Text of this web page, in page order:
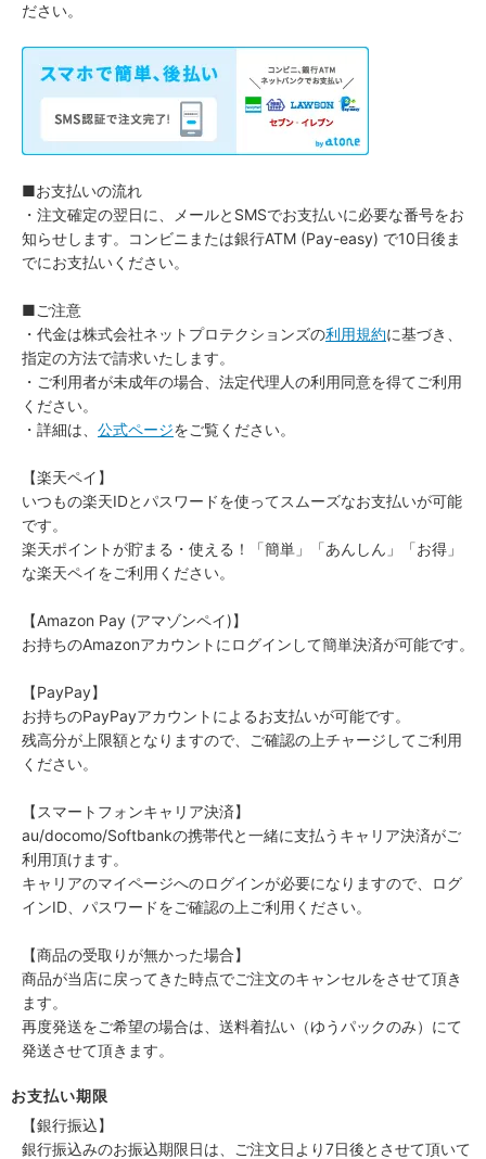
ださい。
■お支払いの流れ
・注文確定の翌日に、メールとSMSでお支払いに必要な番号をお
知らせします。コンビニまたは銀行ATM (Pay-easy) で10日後ま
でにお支払いください。
■ご注意
・代金は株式会社ネットプロテクションズの利用規約に基づき、
指定の方法で請求いたします。
・ご利用者が未成年の場合、法定代理人の利用同意を得てご利用
ください。
・詳細は、 公式ページをご覧ください。
【楽天ペイ】
いつもの楽天IDとパスワードを使ってスムーズなお支払いが可能
です。
楽天ポイントが貯まる・使える！「簡単」「あんしん」「お得」
な楽天ペイをご利用ください。
【Amazon Pay (アマゾンペイ)】
お持ちのAmazonアカウントにログインして簡単決済が可能です。
【PayPay】
お持ちのPayPayアカウントによるお支払いが可能です。
残高分が上限額となりますので、ご確認の上チャージしてご利用
ください。
【スマートフォンキャリア決済】
au/docomo/Softbankの携帯代と一緒に支払うキャリア決済がご
利用頂けます。
キャリアのマイページへのログインが必要になりますので、ログ
インID、パスワードをご確認の上ご利用ください。
【商品の受取りが無かった場合】
商品が当店に戻ってきた時点でご注文のキャンセルをさせて頂き
ます。
再度発送をご希望の場合は、送料着払い（ゆうパックのみ）にて
発送させて頂きます。
お支払い期限
【銀行振込】
銀行振込みのお振込期限日は、ご注文日より7日後とさせて頂いて